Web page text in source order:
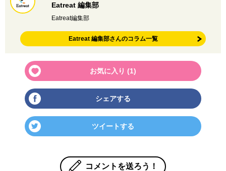
Eatreat 編集部
Eatreat編集部
Eatreat 編集部さんのコラム一覧
お気に入り (1)
シェアする
ツイートする
コメントを送ろう！